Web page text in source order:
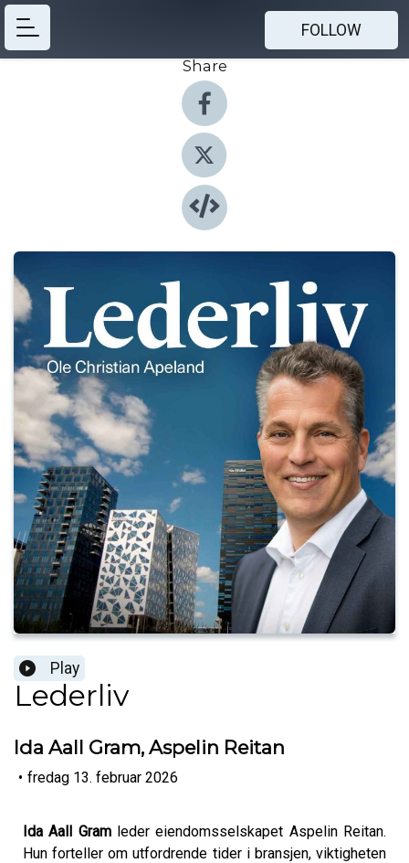
FOLLOW
Share
Play
Lederliv
Ida Aall Gram, Aspelin Reitan
• fredag 13. februar 2026
Ida Aall Gramleder eiendomsselskapet Aspelin Reitan.
Hun forteller om utfordrende tider i bransjen, viktigheten